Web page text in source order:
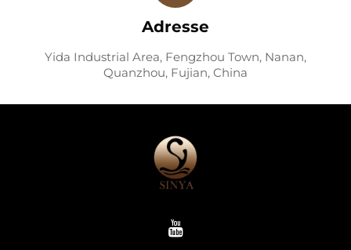
Adresse
Yida Industrial Area, Fengzhou Town, Nanan,
Quanzhou, Fujian, China